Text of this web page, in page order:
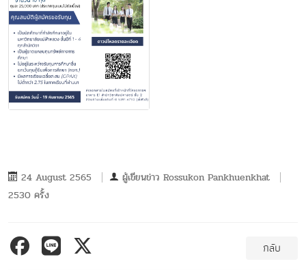
24 August 2565 ผู้เขียนข่าว Rossukon Pankhuenkhat
2530 ครั้ง
กลับ